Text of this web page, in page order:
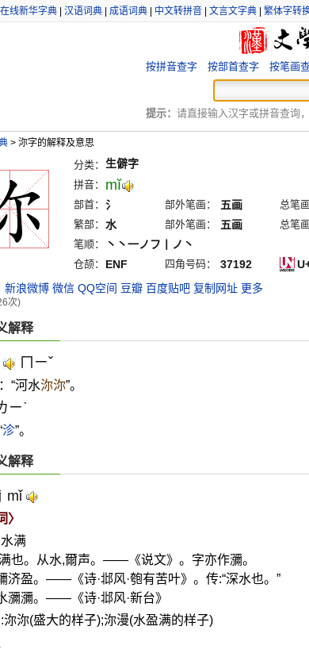
在线新华字典| 汉语词典| 成语词典| 中文转拼音| 文言文字典| 繁体字转
按拼音查字 按部首查字 按笔画
提示： 请直接输入汉字或拼音查询，
>沵字的解释及意思
分类： 生僻字
拼音： mĭ
部首： 氵 部外笔画： 五画 总笔画
繁部： 水 部外笔画： 五画 总笔画
笔顺： 丶丶一ノフ丨ノ丶
仓颉： ENF 四角号码： 37192
新浪微博 微信 QQ空间 豆瓣 百度贴吧 复制网址 更多
次)
解释
ㄇㄧˇ
“河水沵沵”。
ㄧˋ
沴”。
解释
mǐ
〉
满
也。从水,爾声。——《说文》。字亦作瀰。
济盈。——《诗·邶风·匏有苦叶》。传:“深水也。”
瀰瀰。——《诗·邶风·新台》
沵沵(盛大的样子);沵漫(水盈满的样子)